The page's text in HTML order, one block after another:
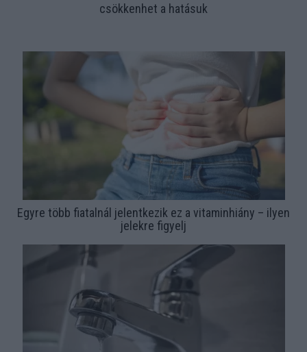
csökkenhet a hatásuk
Egyre több fiatalnál jelentkezik ez a vitaminhiány – ilyen
jelekre figyelj